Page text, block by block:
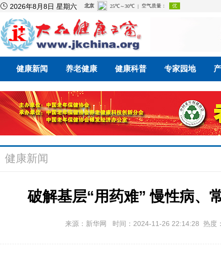
 2026年8月8日 星期六
健康新闻 养老健康 健康科普 专家园地
健康新闻
破解基层“用药难” 慢性病、
来源：新华网 时间：2024-11-26 22:14:28 热度